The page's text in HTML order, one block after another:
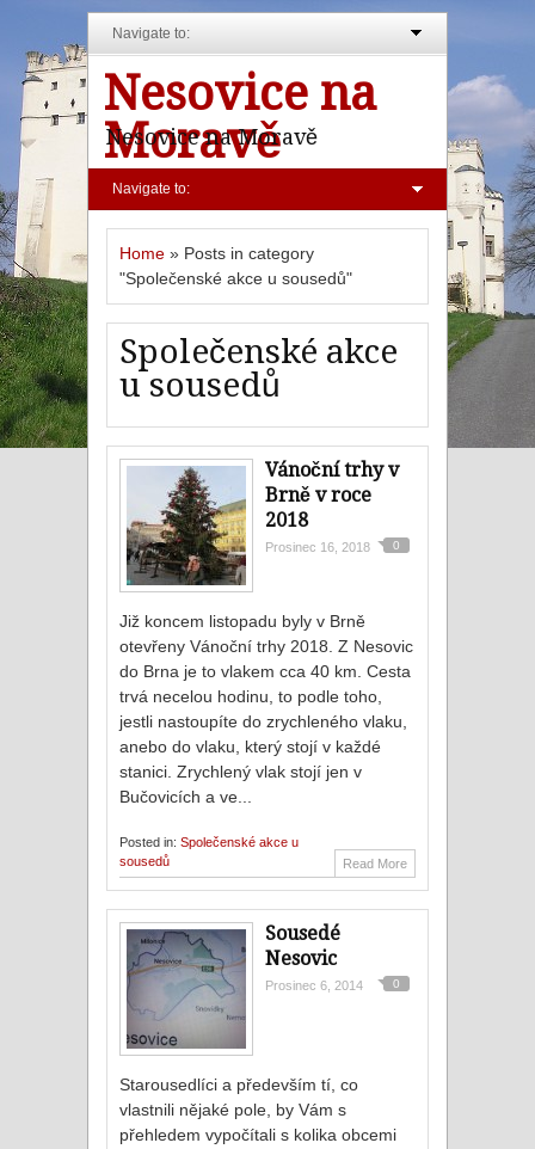
Navigate to:
Nesovice na
Moravě
Nesovice na Moravě
Navigate to:
Home » Posts in category
"Společenské akce u sousedů"
Společenské akce
u sousedů
Vánoční trhy v
Brně v roce
2018
Prosinec 16, 2018 0
Již koncem listopadu byly v Brně
otevřeny Vánoční trhy 2018. Z Nesovic
do Brna je to vlakem cca 40 km. Cesta
trvá necelou hodinu, to podle toho,
jestli nastoupíte do zrychleného vlaku,
anebo do vlaku, který stojí v každé
stanici. Zrychlený vlak stojí jen v
Bučovicích a ve...
Posted in: Společenské akce u
sousedů
Read More
Sousedé
Nesovic
Prosinec 6, 2014 0
Starousedlíci a především tí, co
vlastnili nějaké pole, by Vám s
přehledem vypočítali s kolika obcemi